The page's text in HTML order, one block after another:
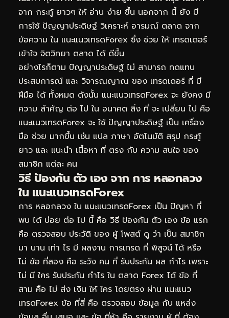
จาก กระทู้ ยาวๆ ให้ อ่าน ง่าย ขึ้น นอกจาก นี้ ยัง มี
การใช้ ปัญญาประดิษฐ์ วิเคราะห์ อารมณ์ ตลาด จาก
ข้อความ ใน แนะแนวเทรดForex ซึ่ง ช่วย ให้ เทรดเดอร์
เข้าใจ จิตวิทยา ตลาด ได้ ดีขึ้น
อย่างไรก็ตาม ปัญญาประดิษฐ์ ไม่ สามารถ ทดแทน
ประสบการณ์ และ วิจารณญาณ ของ เทรดเดอร์ ที่ มี
ฝีมือ ได้ ทั้งหมด ดังนั้น แนะแนวเทรดForex จะ ยังคง มี
ความ สำคัญ ต่อ ไป ใน อนาคต สิ่ง ที่ จะ เปลี่ยน ไป คือ
แนะแนวเทรดForex จะ ใช้ ปัญญาประดิษฐ์ เป็น เครื่อง
มือ ช่วย มากขึ้น เช่น แปล ภาษา อัตโนมัติ สรุป กระทู้
ยาว และ แนะนำ เนื้อหา ที่ ตรง กับ ความ สนใจ ของ
สมาชิก แต่ละ คน
วิธี ป้องกัน ตัว เอง จาก การ หลอกลวง
ใน แนะแนวเทรดForex
การ หลอกลวง ใน แนะแนวเทรดForex เป็น ปัญหา ที่
พบ ได้ บ่อย ต่อ ไป นี้ คือ วิธี ป้องกัน ตัว เอง ข้อ แรก
คือ ตรวจสอบ ประวัติ ของ ผู้ โพสต์ ดู ว่า เป็น สมาชิก
มา นาน เท่า ไร มี ผลงาน การเทรด ที่ พิสูจน์ ได้ หรือ
ไม่ ข้อ ที่สอง คือ ระวัง คน ที่ รับประกัน ผล กำไร เพราะ
ไม่ มี ใคร รับประกัน กำไร ใน ตลาด Forex ได้ ข้อ ที่
สาม คือ ไม่ ส่ง เงิน ให้ ใคร โดยตรง ผ่าน แนะแนว
เทรดForex ข้อ ที่สี่ คือ ตรวจสอบ ข้อมูล กับ แหล่ง